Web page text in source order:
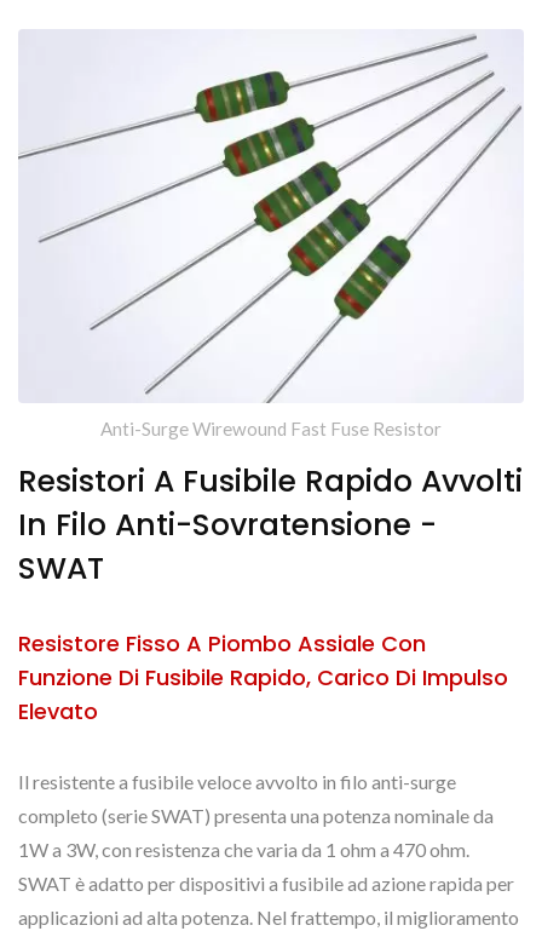
Anti-Surge Wirewound Fast Fuse Resistor
Resistori A Fusibile Rapido Avvolti
In Filo Anti-Sovratensione -
SWAT
Resistore Fisso A Piombo Assiale Con
Funzione Di Fusibile Rapido, Carico Di Impulso
Elevato
Il resistente a fusibile veloce avvolto in filo anti-surge
completo (serie SWAT) presenta una potenza nominale da
1W a 3W, con resistenza che varia da 1 ohm a 470 ohm.
SWAT è adatto per dispositivi a fusibile ad azione rapida per
applicazioni ad alta potenza. Nel frattempo, il miglioramento